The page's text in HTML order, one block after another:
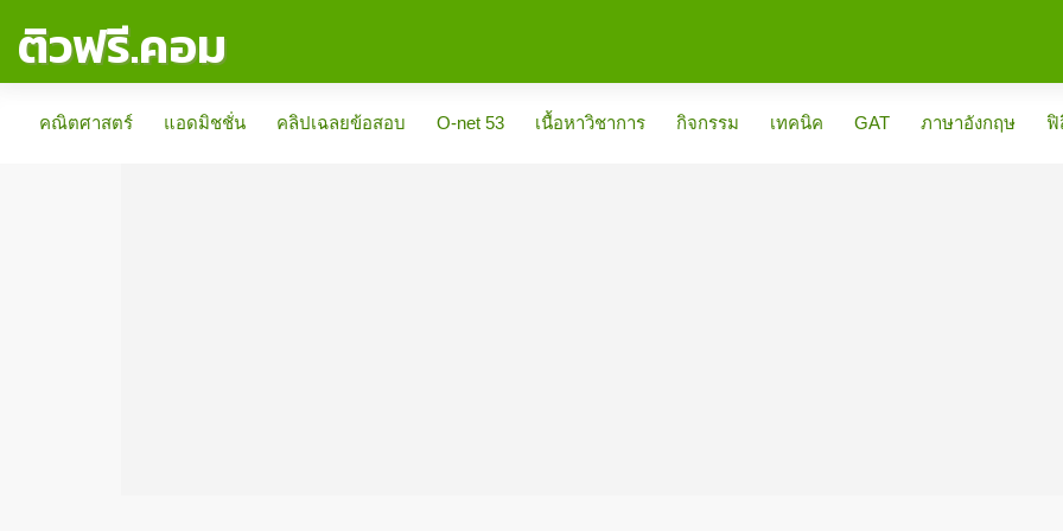
ติวฟรี.คอม
คณิตศาสตร์
แอดมิชชั่น คลิปเฉลยข้อสอบ O-net 53 เนื้อหาวิชาการ กิจกรรม เทคนิค GAT ภาษาอังกฤษ ฟิ